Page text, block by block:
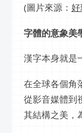
(圖片來源：
字體的意象美
漢字本身就是
在全球各個角
從影音媒體到
其結構之美，